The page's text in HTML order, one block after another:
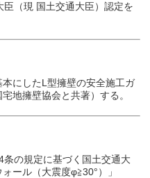
（現 国土交通大臣）認定を
本にしたL型擁壁の安全施工ガ
地擁壁協会と共著）する。
の規定に基づく国土交通大
ール（大震度φ≧30°）」